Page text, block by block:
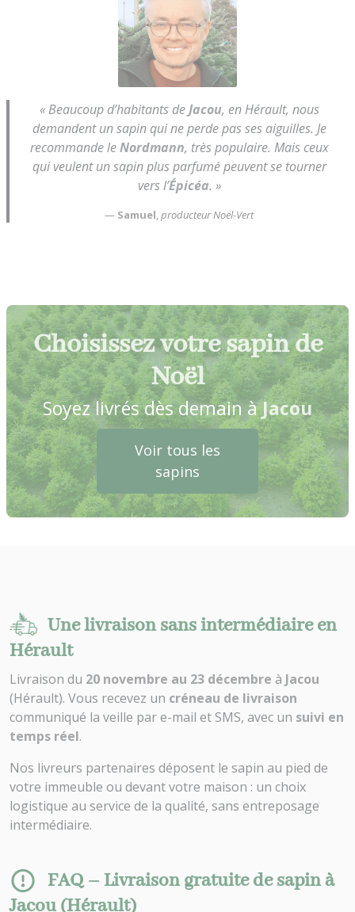
« Beaucoup d’habitants deJacou, en Hérault, nous
demandent un sapin qui ne perde pas ses aiguilles. Je
recommande leNordmann, très populaire. Mais ceux
qui veulent un sapin plus parfumé peuvent se tourner
vers l’Épicéa. »
— Samuel,producteur Noël-Vert
Choisissez votre sapin de
Noël
Soyez livrés dès demain àJacou
Voir tous les
sapins
Une livraison sans intermédiaire en
Hérault
Livraison du 20 novembre au 23 décembre à Jacou
(Hérault). Vous recevez un créneau de livraison
communiqué la veille par e-mail et SMS, avec un suivi en
temps réel.
Nos livreurs partenaires déposent le sapin au pied de
votre immeuble ou devant votre maison : un choix
logistique au service de la qualité, sans entreposage
intermédiaire.
FAQ – Livraison gratuite de sapin à
Jacou (Hérault)